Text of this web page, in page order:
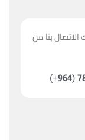
بنا من